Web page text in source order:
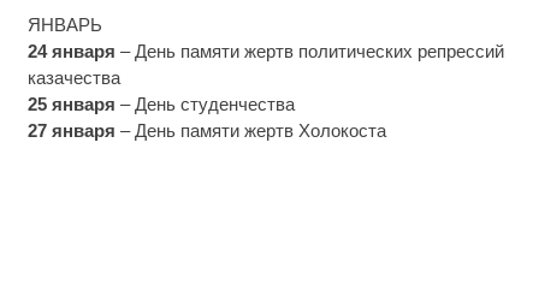
ЯНВАРЬ
24 января – День памяти жертв политических репрессий
казачества
25 января – День студенчества
27 января – День памяти жертв Холокоста